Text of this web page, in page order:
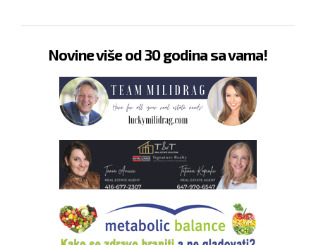
Novine više od 30 godina sa vama!